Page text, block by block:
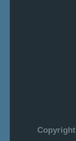
Copyright